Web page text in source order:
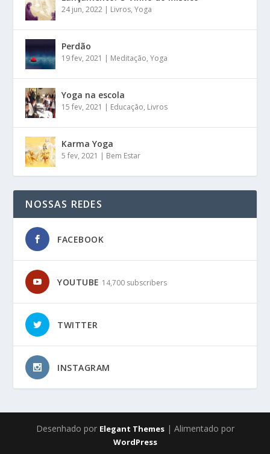
24 jun, 2022 | Livros,Yoga
Perdão
19 fev, 2021 | Meditação,Yoga
Yoga na escola
15 fev, 2021 | Educação, Livros
Karma Yoga
5 fev, 2021 | Bem Estar
NOSSAS REDES
FACEBOOK
YOUTUBE 14,700 subscribers
TWITTER
INSTAGRAM
Desenhado por Elegant Themes| Alimentado por
WordPress